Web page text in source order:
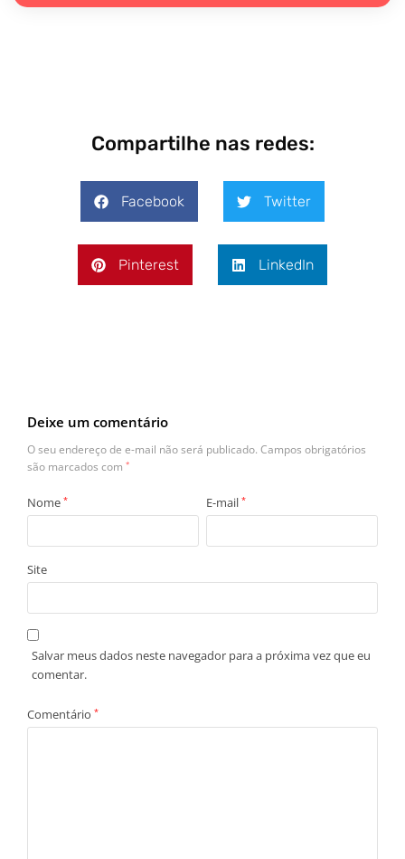
Compartilhe nas redes:
Facebook Twitter
Pinterest LinkedIn
Deixe um comentário
O seu endereço de e-mail não será publicado. Campos obrigatórios
são marcados com *
Nome * E-mail *
Site
Salvar meus dados neste navegador para a próxima vez que eu
comentar.
Comentário *